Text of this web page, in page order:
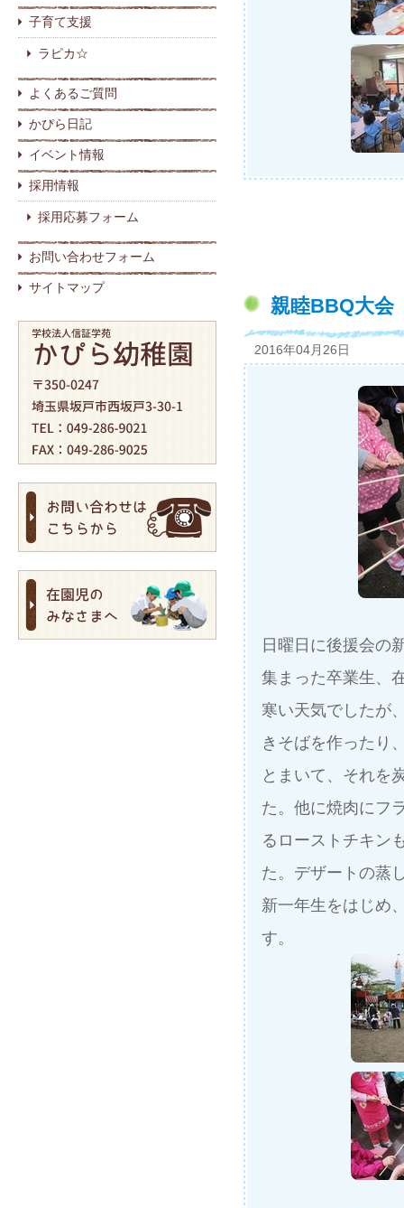
子育て支援
ラピカ☆
よくあるご質問
かぴら日記
イベント情報
採用情報
採用応募フォーム
お問い合わせフォーム
サイトマップ
親睦BBQ大会
2016年04月26日
日曜日に後援会の
集まった卒業生、
寒い天気でしたが
きそばを作ったり
とまいて、それを
た。他に焼肉にフ
るローストチキン
た。デザートの蒸
新一年生をはじめ
す。